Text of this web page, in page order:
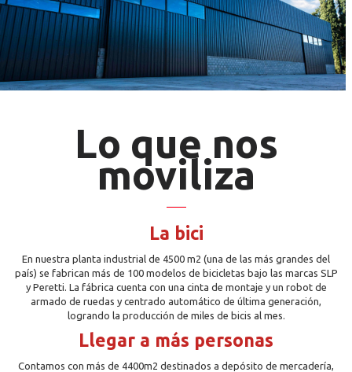
Lo que nos
moviliza
La bici
En nuestra planta industrial de 4500 m2 (una de las más grandes del
país) se fabrican más de 100 modelos de bicicletas bajo las marcas SLP
y Peretti. La fábrica cuenta con una cinta de montaje y un robot de
armado de ruedas y centrado automático de última generación,
logrando la producción de miles de bicis al mes.
Llegar a más personas
Contamos con más de 4400m2 destinados a depósito de mercadería,